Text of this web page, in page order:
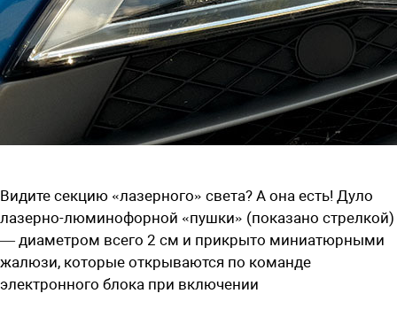
Видите секцию «лазерного» света? А она есть! Дуло
лазерно-люминофорной «пушки» (показано стрелкой)
— диаметром всего 2 см и прикрыто миниатюрными
жалюзи, которые открываются по команде
электронного блока при включении